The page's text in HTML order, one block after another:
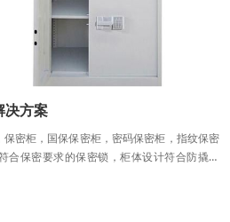
子密码锁，不仅安全保密级别高，而且如果
讲自动进行报警，完全具备高防盗性能。
样，我们在选择时还是要擦亮眼镜，购买到
河南民生设备办公设备有限公司为我们的档
决方案
密柜，国保保密柜，密码保密柜，指纹保密
合保密要求的保密锁，柜体设计符合防撬标
常是电子密码锁或者指纹锁，柜门要内陷